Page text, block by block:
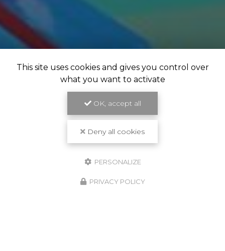
This site uses cookies and gives you control over
what you want to activate
OK, accept all
Deny all cookies
PERSONALIZE
PRIVACY POLICY